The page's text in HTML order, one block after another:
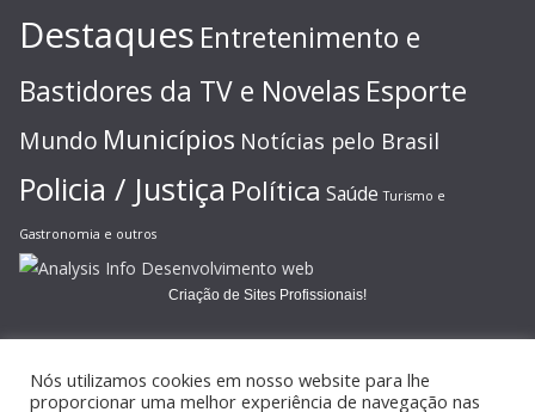
Destaques Entretenimento e
Bastidores da TV e Novelas Esporte
Mundo Municípios Notícias pelo Brasil
Policia / Justiça Política Saúde Turismo e
Gastronomia e outros
Criação de Sites Profissionais!
Nós utilizamos cookies em nosso website para lhe
proporcionar uma melhor experiência de navegação nas